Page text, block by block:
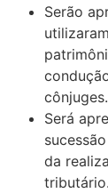
Serão
cônjuges.
Será
da
tributário.